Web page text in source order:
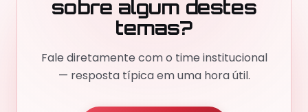
sobre algum destes
temas?
Fale diretamente com o time institucional
— resposta típica em uma hora útil.